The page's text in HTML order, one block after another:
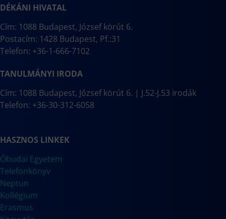
DÉKÁNI HIVATAL
Cím: 1088 Budapest, József körút 6.
Postacím: 1428 Budapest, Pf.:31
Telefon: +36-1-666-7102
TANULMÁNYI IRODA
Cím: 1088 Budapest, József körút 6. | J.52-J.53 irodák
Telefon: +36-30-312-6058
HASZNOS LINKEK
Óbudai Egyetem
Telefonkönyv
Neptun
Kollégium
Erasmus